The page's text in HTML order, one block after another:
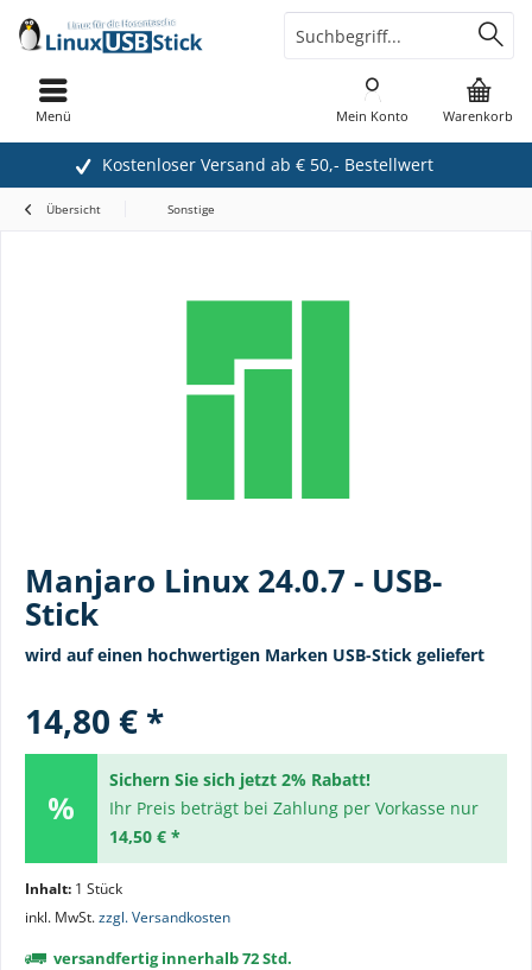
Kostenloser Versand ab € 50,- Bestellwert
Warenkorb
Mein Konto
Menü
Übersicht Sonstige
Manjaro Linux 24.0.7 - USB-
Stick
wird auf einen hochwertigen Marken USB-Stick geliefert
14,80 € *
Sichern Sie sich jetzt 2% Rabatt!
Ihr Preis beträgt bei Zahlung per Vorkasse nur
14,50 € *
Inhalt: 1 Stück
inkl. MwSt.zzgl. Versandkosten
versandfertig innerhalb 72 Std.